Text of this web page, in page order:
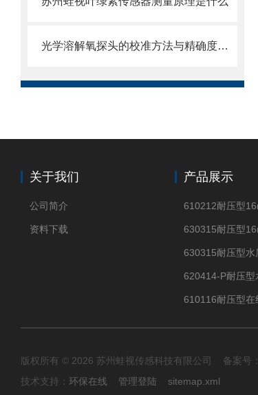
光学溶解氧探头的校准方法与精确度分析
关于我们
公司简介
资料下载
产品展示
版权所有 © 2026 苏州蛙视传感科技有限公司 备案号：
技术支持： 环保在线 管理登陆 sitemap.xml